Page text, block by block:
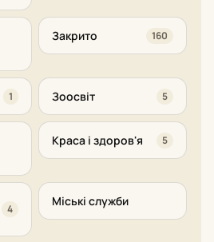
Закрито 160
1 Зоосвіт 5
Краса і здоров'я 5
4
Міські служби